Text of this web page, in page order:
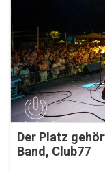
Der Platz
Band, Club77